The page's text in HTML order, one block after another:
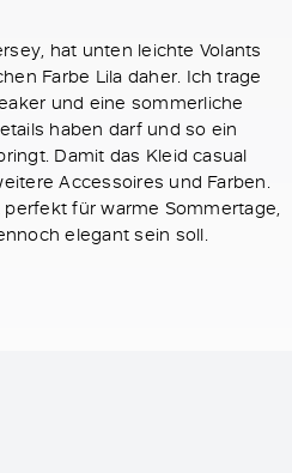
hat unten leichte Volants
Farbe Lila daher. Ich trage
und eine sommerliche
haben darf und so ein
Damit das Kleid casual
Accessoires und Farben.
für warme Sommertage,
elegant sein soll.